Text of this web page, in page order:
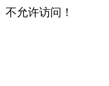
不允许访问！